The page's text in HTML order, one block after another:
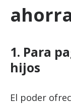
1. Para
hijos
El poder